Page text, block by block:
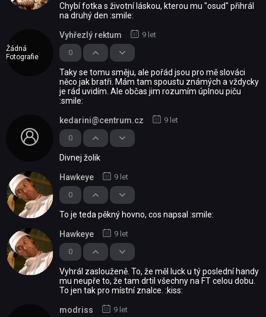
Chybí fotka s životní láskou, kterou mu "osud" přihrál
na druhý den :smile:
Žádná
Fotografie
0
Vyhřezlý rektum 9 let
Taky se tomu směju, ale pořád jsou pro mě slováci
něco jak bratři. Mám tam spoustu známých a vždycky
je rád uvidím. Ale občas jim rozumím úplnou piču
:smile:
0
kedarini@centrum.cz 9 let
Divnej žolik
0
Hawkeye 9 let
To je teda pěkný hovno, cos napsal :smile:
0
Hawkeye 9 let
Vyhrál zaslouženě. To, že měl luck u tý poslední handy
mu neupře to, že tam drtil všechny na FT celou dobu.
To jen tak pro místní znalce. :kiss:
modriss 9 let